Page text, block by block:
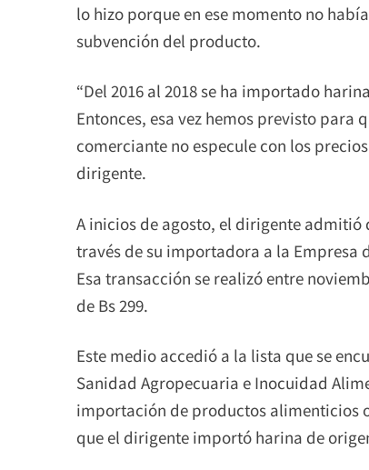
lo hizo porque en ese momento no
subvención del producto.
“Del 2016 al 2018 se ha importado
Entonces, esa vez hemos previsto para
comerciante no especule con los
dirigente.
A inicios de agosto, el dirigente admitió
través de su importadora a la Empresa
Esa transacción se realizó entre
de Bs 299.
Este medio accedió a la lista que se
Sanidad Agropecuaria e Inocuidad
importación de productos alimenticios
que el dirigente importó harina de